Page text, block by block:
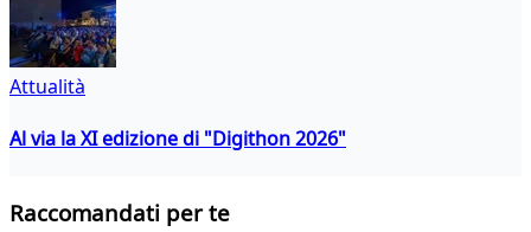
Attualità
Al via la XI edizione di "Digithon 2026"
Raccomandati per te